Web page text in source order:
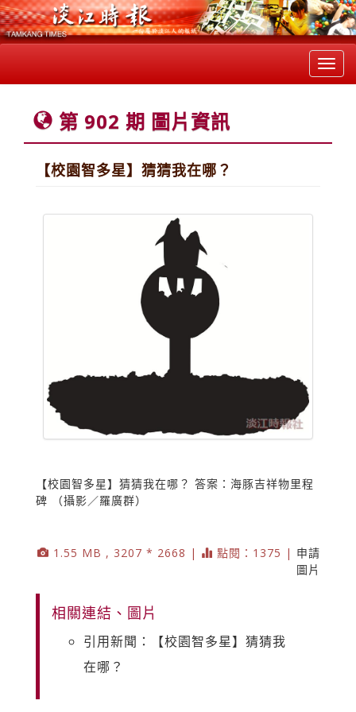
第 902 期 圖片資訊
【校園智多星】猜猜我在哪？
【校園智多星】猜猜我在哪？ 答案：海豚吉祥物里程
碑 （攝影／羅廣群）
1.55 MB , 3207 * 2668 | 點閱：1375 | 申請
圖片
相關連結、圖片
引用新聞：【校園智多星】猜猜我
在哪？